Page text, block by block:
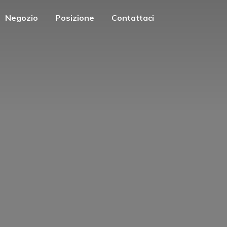
Negozio Posizione Contattaci